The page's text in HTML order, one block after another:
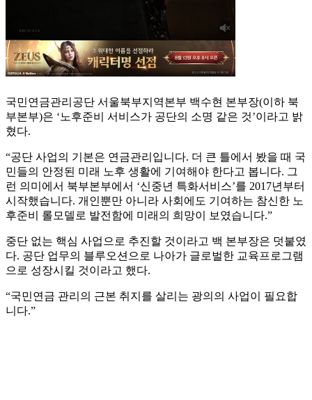
국민연금관리공단 서울북부지역본부 백수현 본부장(이하 북
부본부)은 ‘노후준비 서비스가 공단의 소명 같은 것’이라고 밝
혔다.
“공단 사업의 기본은 연금관리입니다. 더 큰 틀에서 봤을 때 국
민들의 안정된 미래 노후 생활에 기여해야 한다고 봅니다. 그
런 의미에서 북부본부에서 ‘신중년 특화서비스’를 2017년부터
시작했습니다. 개인뿐만 아니라 사회에도 기여하는 참신한 노
후준비 롤모델로 발전함에 미래의 희망이 보였습니다.”
중단 없는 핵심 사업으로 추진할 것이라고 백 본부장은 덧붙였
다. 공단 업무의 블루오션으로 나아가 글로벌한 교육프로그램
으로 성장시킬 것이라고 했다.
“국민연금 관리의 근본 취지를 살리는 광의의 사업이 필요합
니다.”